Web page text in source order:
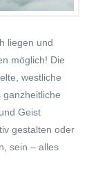
liegen und
möglich! Die
westliche
Geist
gestalten oder
sein – alles